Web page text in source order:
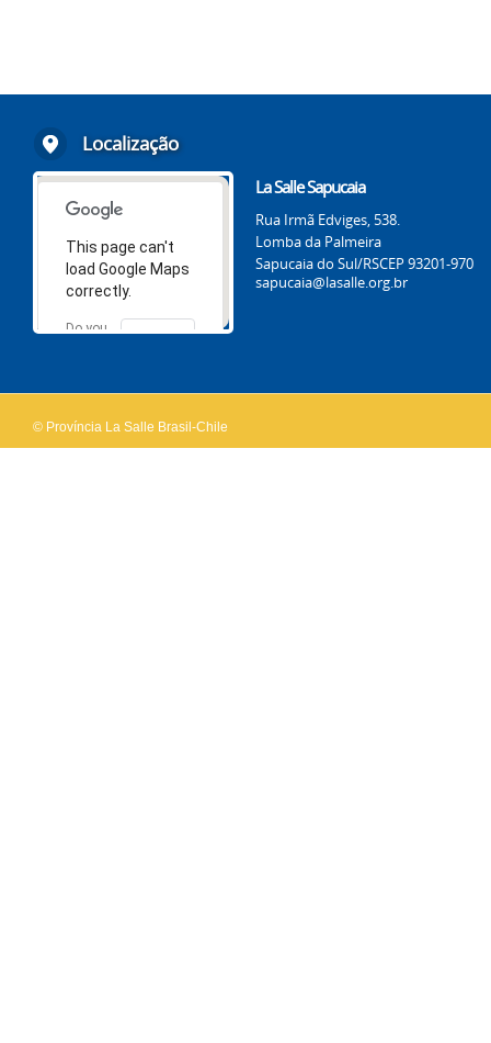
Localização
This page can't
load Google Maps
correctly.
Do you
OK
La Salle Sapucaia
Rua Irmã Edviges, 538.
Lomba da Palmeira
Sapucaia do Sul/RSCEP 93201-970
sapucaia@lasalle.org.br
© Província La Salle Brasil-Chile